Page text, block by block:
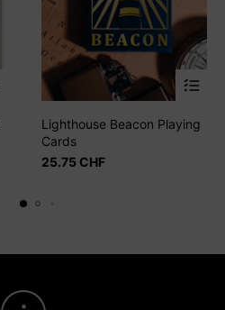
Lighthouse Beacon Playing
Cards
25.75 CHF